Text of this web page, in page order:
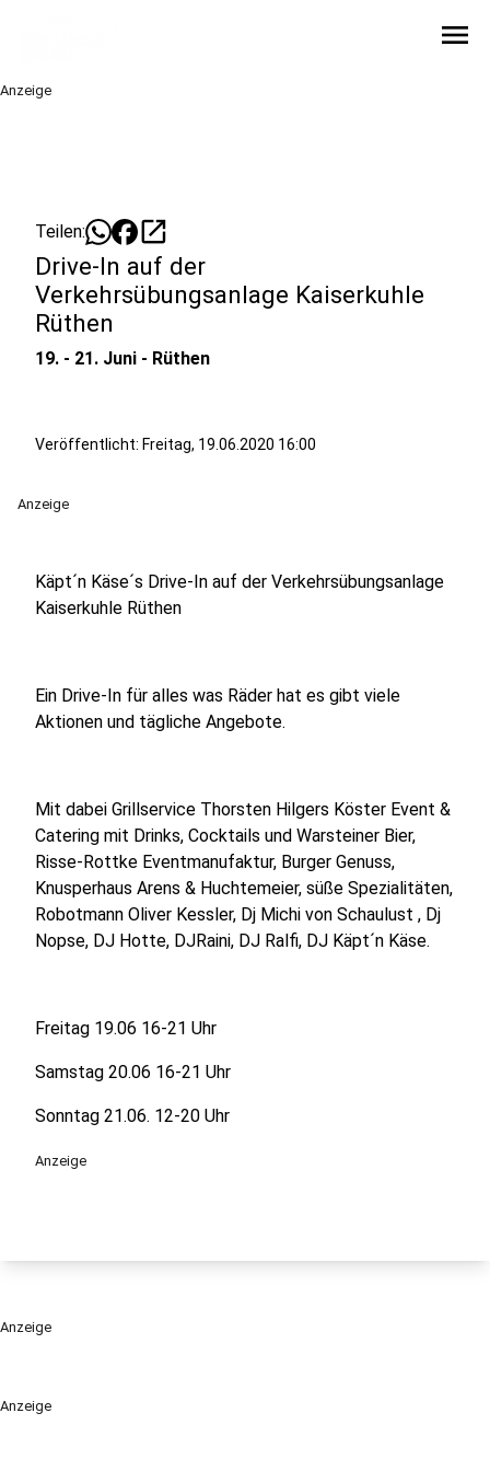
menu
Anzeige
Anzeige
Teilen: open_in_new
Drive-In auf der
Verkehrsübungsanlage Kaiserkuhle
Rüthen
19. - 21. Juni - Rüthen
Veröffentlicht: Freitag, 19.06.2020 16:00
Anzeige
Käpt´n Käse´s Drive-In auf der Verkehrsübungsanlage
Kaiserkuhle Rüthen
Ein Drive-In für alles was Räder hat es gibt viele
Aktionen und tägliche Angebote.
Mit dabei Grillservice Thorsten Hilgers Köster Event &
Catering mit Drinks, Cocktails und Warsteiner Bier,
Risse-Rottke Eventmanufaktur, Burger Genuss,
Knusperhaus Arens & Huchtemeier, süße Spezialitäten,
Robotmann Oliver Kessler, Dj Michi von Schaulust , Dj
Nopse, DJ Hotte, DJRaini, DJ Ralfi, DJ Käpt´n Käse.
Freitag 19.06 16-21 Uhr
Samstag 20.06 16-21 Uhr
Sonntag 21.06. 12-20 Uhr
Anzeige
Anzeige